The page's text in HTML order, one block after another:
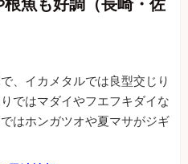
魚も好調（長崎・佐
、イカメタルでは良型交じり
ではマダイやフエフキダイな
はホンガツオや夏マサがジギ